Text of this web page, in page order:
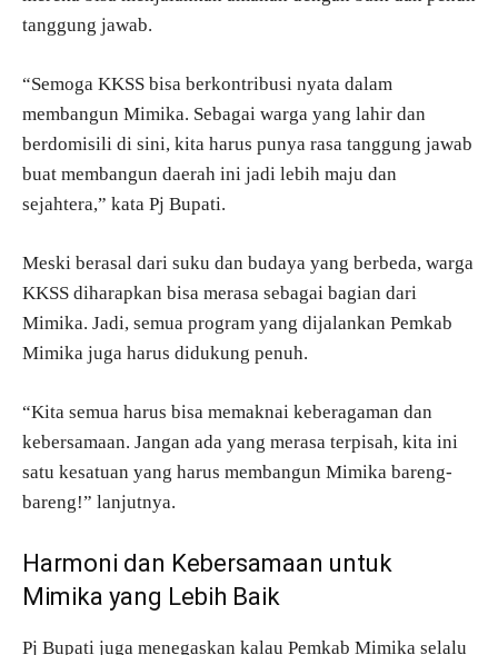
tanggung jawab.
“Semoga KKSS bisa berkontribusi nyata dalam
membangun Mimika. Sebagai warga yang lahir dan
berdomisili di sini, kita harus punya rasa tanggung jawab
buat membangun daerah ini jadi lebih maju dan
sejahtera,” kata Pj Bupati.
Meski berasal dari suku dan budaya yang berbeda, warga
KKSS diharapkan bisa merasa sebagai bagian dari
Mimika. Jadi, semua program yang dijalankan Pemkab
Mimika juga harus didukung penuh.
“Kita semua harus bisa memaknai keberagaman dan
kebersamaan. Jangan ada yang merasa terpisah, kita ini
satu kesatuan yang harus membangun Mimika bareng-
bareng!” lanjutnya.
Harmoni dan Kebersamaan untuk
Mimika yang Lebih Baik
Pj Bupati juga menegaskan kalau Pemkab Mimika selalu